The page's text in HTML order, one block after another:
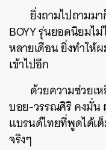
ยิ่งถามไปถามม
BOYY รุ่นยอดนิยมไ
หลายเดือน ยิ่งทำให้
เข้าไปอีก
ด้วยความช่วยเ
บอย​-วรรณศิริ คงมั่น
แบรนด์ไทยที่พูดได้เ
จริงๆ